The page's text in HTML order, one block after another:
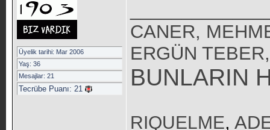
Üyelik tarihi: Mar 2006
Yaş: 36
Mesajlar: 21
Tecrübe Puanı: 21
CANER,
ERGÜN
BUNLARIN
RIQUELME,